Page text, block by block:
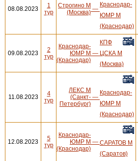
08.08.2023
1
тур
Строгино М
(Москва) —
Краснодар-
ЮМР М
(Краснодар)
09.08.2023
2
тур
Краснодар-
ЮМР М
(Краснодар)
—
КПФ
ЦСКА М
(Москва)
11.08.2023
4
тур
ЛЕКС М
(Санкт-
Петербург)
—
Краснодар-
ЮМР М
(Краснодар)
12.08.2023
5
тур
Краснодар-
ЮМР М
(Краснодар)
— САРАТОВ М
(Саратов)